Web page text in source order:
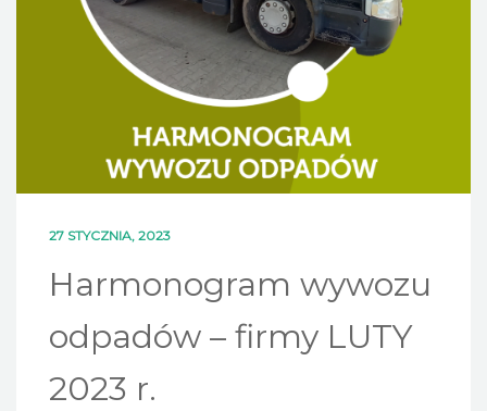
KONTAKT
27 STYCZNIA, 2023
Harmonogram wywozu
odpadów – firmy LUTY
2023 r.